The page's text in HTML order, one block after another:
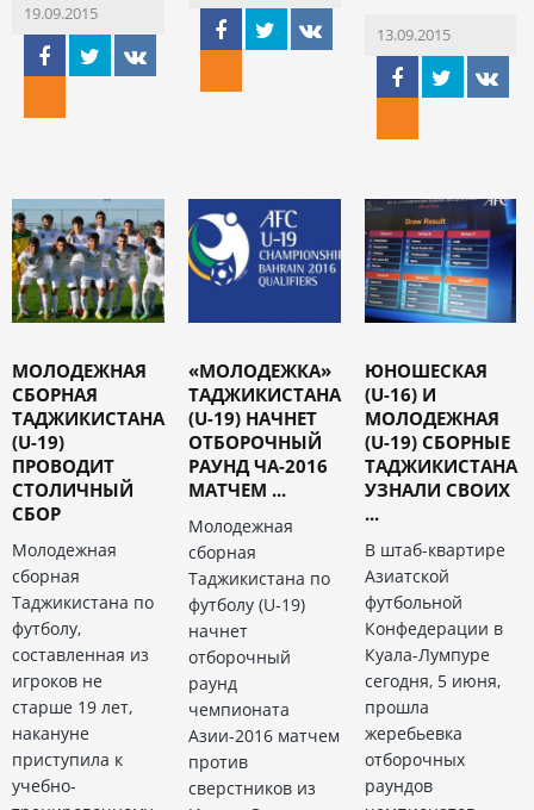
19.09.2015
13.09.2015
МОЛОДЕЖНАЯ
СБОРНАЯ
ТАДЖИКИСТАНА
(U-19)
ПРОВОДИТ
СТОЛИЧНЫЙ
СБОР
Молодежная
сборная
Таджикистана по
футболу,
составленная из
игроков не
старше 19 лет,
накануне
приступила к
учебно-
«МОЛОДЕЖКА»
ТАДЖИКИСТАНА
(U-19) НАЧНЕТ
ОТБОРОЧНЫЙ
РАУНД ЧА-2016
МАТЧЕМ ...
Молодежная
сборная
Таджикистана по
футболу (U-19)
начнет
отборочный
раунд
чемпионата
Азии-2016 матчем
против
сверстников из
ЮНОШЕСКАЯ
(U-16) И
МОЛОДЕЖНАЯ
(U-19) СБОРНЫЕ
ТАДЖИКИСТАНА
УЗНАЛИ СВОИХ
...
В штаб-квартире
Азиатской
футбольной
Конфедерации в
Куала-Лумпуре
сегодня, 5 июня,
прошла
жеребьевка
отборочных
раундов